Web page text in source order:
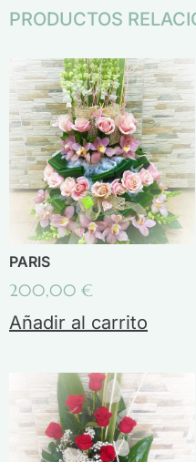
PRODUCTOS
PARIS
200,00 €
Añadir al carrito